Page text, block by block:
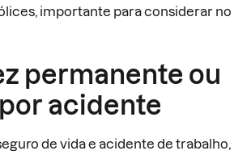
importante para considerar no
permanente ou
acidente
de vida e acidente de trabalho,